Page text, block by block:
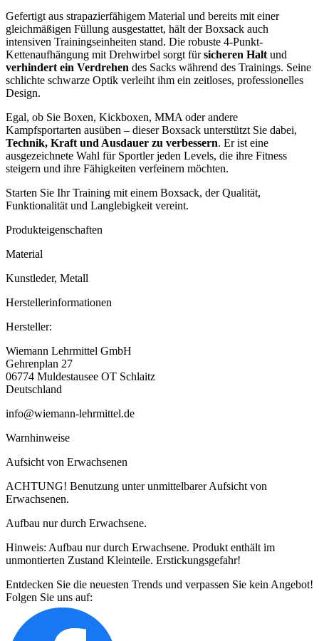
Gefertigt aus strapazierfähigem Material und bereits mit einer
gleichmäßigen Füllung ausgestattet, hält der Boxsack auch
intensiven Trainingseinheiten stand. Die robuste 4-Punkt-
Kettenaufhängung mit Drehwirbel sorgt fürsicheren Halt und
verhindert ein Verdrehen des Sacks während des Trainings. Seine
schlichte schwarze Optik verleiht ihm ein zeitloses, professionelles
Design.
Egal, ob Sie Boxen, Kickboxen, MMA oder andere
Kampfsportarten ausüben – dieser Boxsack unterstützt Sie dabei,
Technik, Kraft und Ausdauer zu verbessern. Er ist eine
ausgezeichnete Wahl für Sportler jeden Levels, die ihre Fitness
steigern und ihre Fähigkeiten verfeinern möchten.
Starten Sie Ihr Training mit einem Boxsack, der Qualität,
Funktionalität und Langlebigkeit vereint.
Produkteigenschaften
Material
Kunstleder, Metall
Herstellerinformationen
Hersteller:
Wiemann Lehrmittel GmbH
Gehrenplan 27
06774 Muldestausee OT Schlaitz
Deutschland
info@wiemann-lehrmittel.de
Warnhinweise
Aufsicht von Erwachsenen
ACHTUNG! Benutzung unter unmittelbarer Aufsicht von
Erwachsenen.
Aufbau nur durch Erwachsene.
Hinweis: Aufbau nur durch Erwachsene. Produkt enthält im
unmontierten Zustand Kleinteile. Erstickungsgefahr!
Entdecken Sie die neuesten Trends und verpassen Sie kein Angebot!
Folgen Sie uns auf: